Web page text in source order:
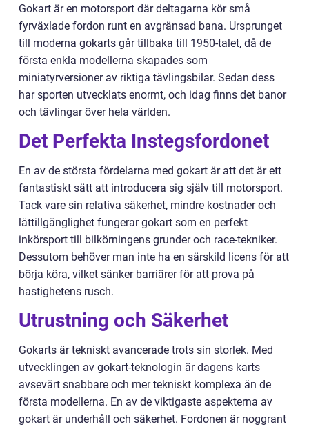
Gokart är en motorsport där deltagarna kör små
fyrväxlade fordon runt en avgränsad bana. Ursprunget
till moderna gokarts går tillbaka till 1950-talet, då de
första enkla modellerna skapades som
miniatyrversioner av riktiga tävlingsbilar. Sedan dess
har sporten utvecklats enormt, och idag finns det banor
och tävlingar över hela världen.
Det Perfekta Instegsfordonet
En av de största fördelarna med gokart är att det är ett
fantastiskt sätt att introducera sig själv till motorsport.
Tack vare sin relativa säkerhet, mindre kostnader och
lättillgänglighet fungerar gokart som en perfekt
inkörsport till bilkörningens grunder och race-tekniker.
Dessutom behöver man inte ha en särskild licens för att
börja köra, vilket sänker barriärer för att prova på
hastighetens rusch.
Utrustning och Säkerhet
Gokarts är tekniskt avancerade trots sin storlek. Med
utvecklingen av gokart-teknologin är dagens karts
avsevärt snabbare och mer tekniskt komplexa än de
första modellerna. En av de viktigaste aspekterna av
gokart är underhåll och säkerhet. Fordonen är noggrant